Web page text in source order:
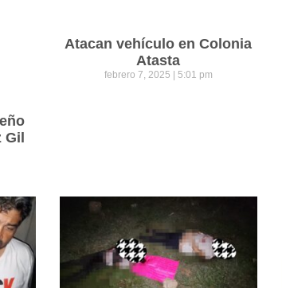
Gil
Atacan vehículo en Colonia
Atasta
febrero 7, 2025 5:01 pm